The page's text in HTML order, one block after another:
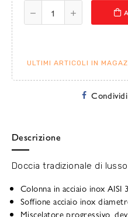
ULTIMI ARTICOLI IN
Condividi
Descrizione
Doccia tradizionale di
Colonna in acciaio inox
Soffione acciaio inox
Miscelatore progressivo,